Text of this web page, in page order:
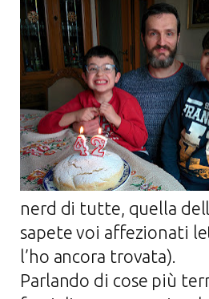
nerd di tutte, quella
sapete voi affezionati
l’ho ancora trovata).
Parlando di cose più